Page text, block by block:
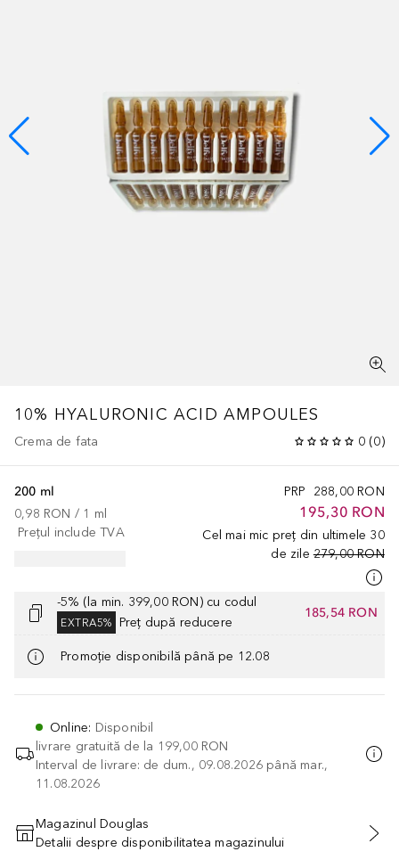
10% HYALURONIC ACID AMPOULES
Crema de fata 0 (0)
PRP 288,00 RON
195,30 RON
Cel mai mic preț din ultimele 30
de zile 279,00 RON
200 ml
0,98 RON / 1 ml
Prețul include TVA
-5% (la min. 399,00 RON) cu codul
EXTRA5% Preț după reducere
185,54 RON
Promoție disponibilă până pe 12.08
Online: Disponibil
livrare gratuită de la 199,00 RON
Interval de livrare: de dum., 09.08.2026 până mar.,
11.08.2026
ADĂUGAȚI ÎN COŞ
Magazinul Douglas
Detalii despre disponibilitatea magazinului